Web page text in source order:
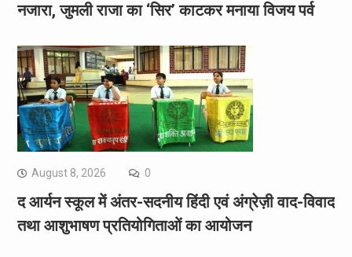
नजारा, जुमली राजा का ‘सिर’ काटकर मनाया विजय पर्व
August 8, 2026 0
द आर्यन स्कूल में अंतर-सदनीय हिंदी एवं अंग्रेज़ी वाद-विवाद
तथा आशुभाषण प्रतियोगिताओं का आयोजन